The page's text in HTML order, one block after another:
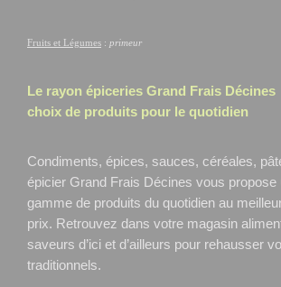
Fruits et Légumes : primeur
Le rayon épiceries Grand Frais Décines
choix de produits pour le quotidien
Condiments, épices, sauces, céréales,
épicier Grand Frais Décines vous propose
gamme de produits du quotidien au
prix. Retrouvez dans votre magasin
saveurs d’ici et d’ailleurs pour rehausser
traditionnels.